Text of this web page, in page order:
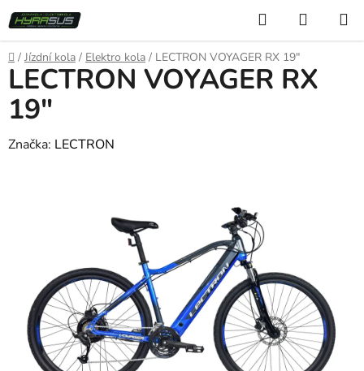
Přejít
na
obsah
Hledat
KOŠÍK
Domů
/ Jízdní kola / Elektro kola / LECTRON VOYAGER RX 19″
LECTRON VOYAGER RX
19″
Značka: LECTRON